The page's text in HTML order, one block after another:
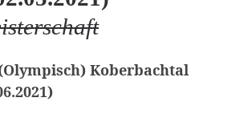
Koberbachtal